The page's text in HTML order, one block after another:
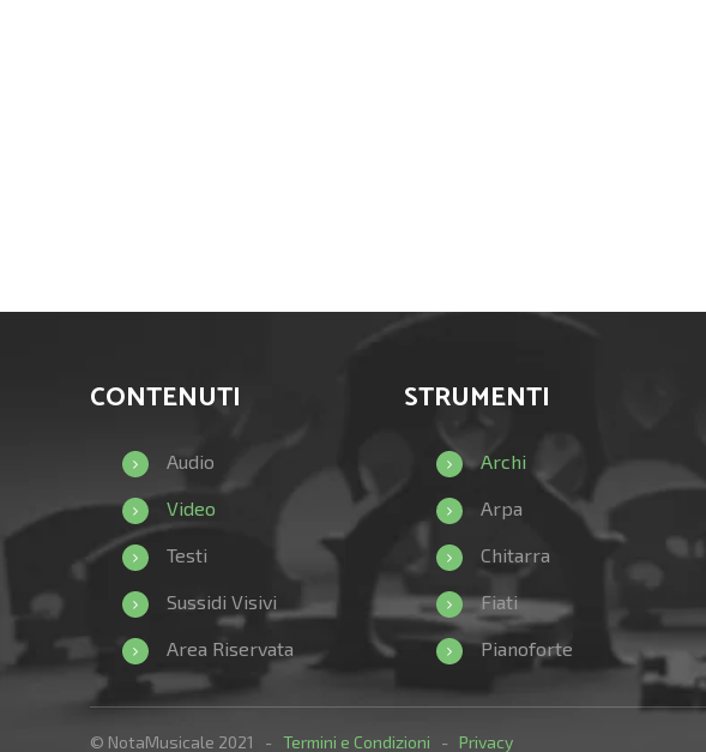
CONTENUTI
Audio
Video
Testi
Sussidi Visivi
Area Riservata
STRUMENTI
Archi
Arpa
Chitarra
Fiati
Pianoforte
© NotaMusicale 2021 - Termini e Condizioni - Privacy